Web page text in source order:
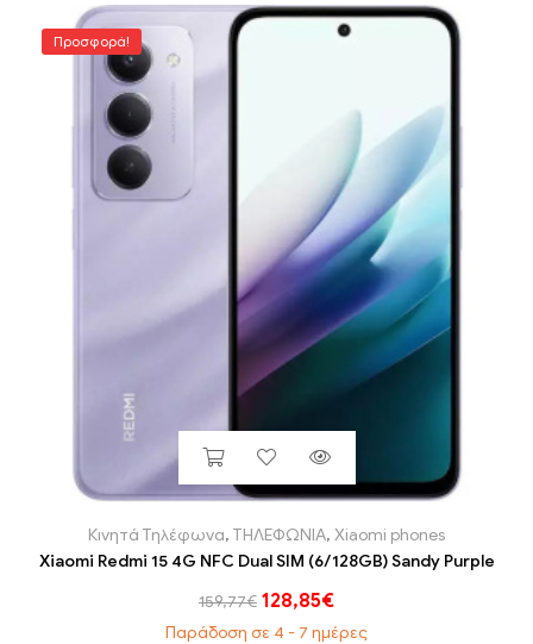
Προσφορά!
Κινητά Τηλέφωνα, ΤΗΛΕΦΩΝΙΑ, Xiaomi phones
Xiaomi Redmi 15 4G NFC Dual SIM (6/128GB) Sandy Purple
159,77€ 128,85€
Παράδοση σε 4 - 7 ημέρες